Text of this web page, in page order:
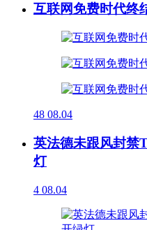
互联网免费时代终
48 08.04
英法德未跟风封禁
灯
4 08.04